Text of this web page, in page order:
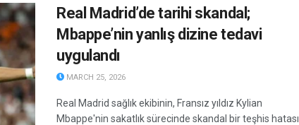
Real Madrid’de tarihi skandal;
Mbappe’nin yanlış dizine tedavi
uygulandı
MARCH 25, 2026
Real Madrid sağlık ekibinin, Fransız yıldız Kylian
Mbappe'nin sakatlık sürecinde skandal bir teşhis hatası